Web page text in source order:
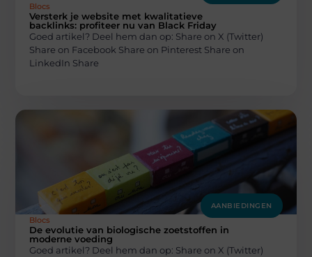
Blocs
Versterk je website met kwalitatieve
backlinks: profiteer nu van Black Friday
Goed artikel? Deel hem dan op: Share on X (Twitter)
Share on Facebook Share on Pinterest Share on
LinkedIn Share
AANBIEDINGEN
Blocs
De evolutie van biologische zoetstoffen in
moderne voeding
Goed artikel? Deel hem dan op: Share on X (Twitter)